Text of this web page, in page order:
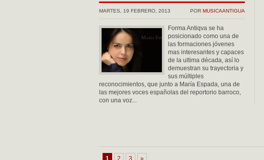
POR MUSICAANTIGUA
MARTES, 19 FEBRERO, 2013
Forma Antiqva se ha
posicionado como una de
las formaciones jóvenes
mas interesantes y capaces
de la ultima década, así lo
demuestran su trayectoria y
sus múltiples
reconocimientos, que junto a María Espada, una de
las mejores voces españolas del reportorio barroco,
con una voz...
1 2 3 »